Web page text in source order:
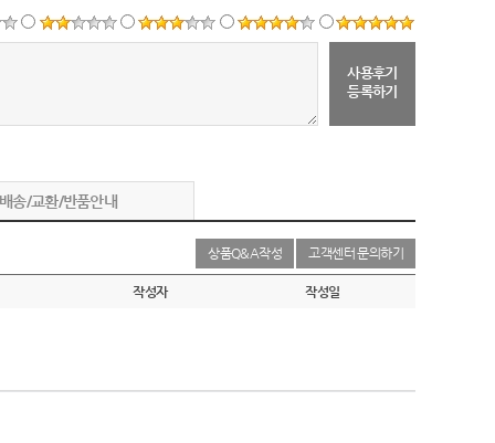
사용후기
등록하기
배송/교환/반품안내
상품Q&A작성 고객센터 문의하기
작성자 작성일